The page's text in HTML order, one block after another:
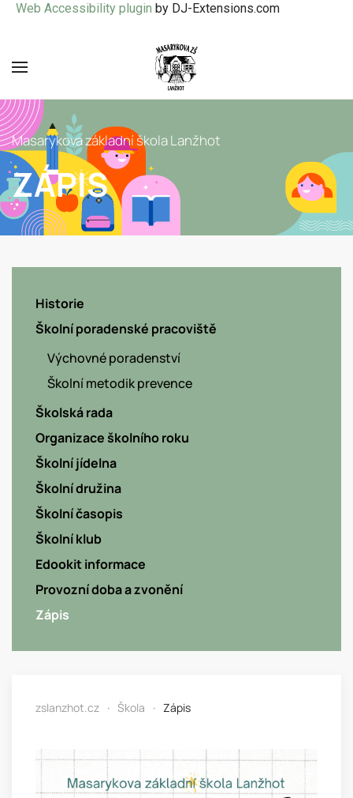
Web Accessibility plugin by DJ-Extensions.com
Masarykova základní škola Lanžhot
ZÁPIS
Historie
Školní poradenské pracoviště
Výchovné poradenství
Školní metodik prevence
Školská rada
Organizace školního roku
Školní jídelna
Školní družina
Školní časopis
Školní klub
Edookit informace
Provozní doba a zvonění
Zápis
zslanzhot.cz Škola Zápis